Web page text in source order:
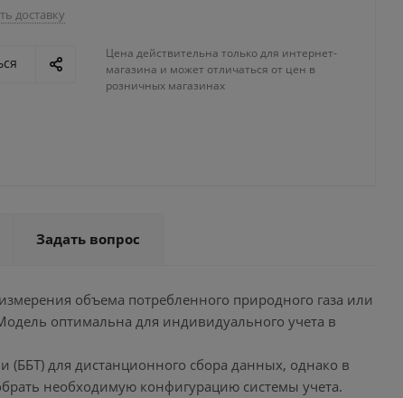
доставку
Цена действительна только для интернет-
магазина и может отличаться от цен в
розничных магазинах
Задать вопрос
объема потребленного природного газа или
оптимальна для индивидуального учета в
(ББТ) для дистанционного сбора данных, однако в
необходимую конфигурацию системы учета.